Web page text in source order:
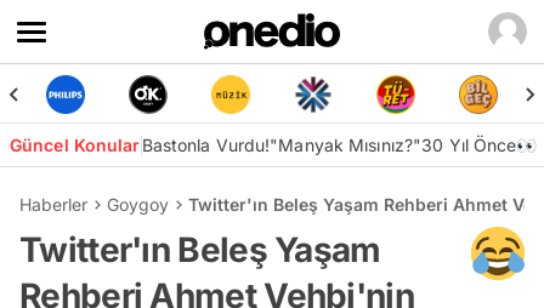
Güncel KonularBastonla Vurdu!"Manyak Mısınız?"30 Yıl Önce👀
Haberler Goygoy Twitter'ın Beleş Yaşam Rehberi Ahmet
Twitter'ın Beleş Yaşam
Rehberi Ahmet Vehbi'nin